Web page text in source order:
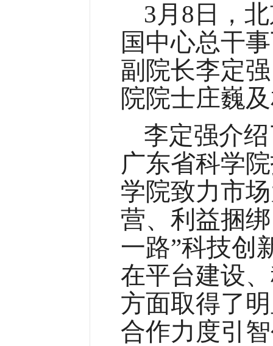
3月8日，
国中心总干
副院长李定
院院士庄巍
李定强介
广东省科学
学院致力市
营、利益捆
一路”科技创
在平台建设
方面取得了
合作力度引